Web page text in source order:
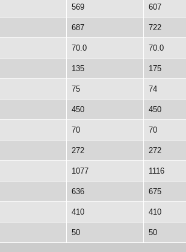
569 607
687 722
70.0 70.0
135 175
75 74
450 450
70 70
272 272
1077 1116
636 675
410 410
50 50